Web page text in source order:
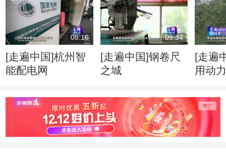
08:16
[走遍中国]杭州智
能配电网
09:34
[走遍中国]钢卷尺
之城
[走遍
用动